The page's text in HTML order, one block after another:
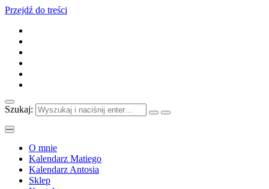
Przejdź do treści
Szukaj:
O mnie
Kalendarz Matiego
Kalendarz Antosia
Sklep